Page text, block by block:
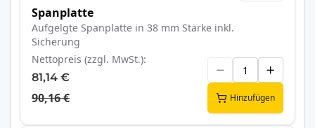
Spanplatte
Aufgelgte Spanplatte in 38 mm Stärke inkl.
Sicherung
Nettopreis (zzgl. MwSt.)
81,14 €
90,16 € Hinzufügen